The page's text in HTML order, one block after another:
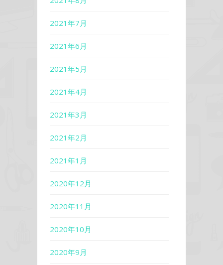
2021年7月
2021年6月
2021年5月
2021年4月
2021年3月
2021年2月
2021年1月
2020年12月
2020年11月
2020年10月
2020年9月